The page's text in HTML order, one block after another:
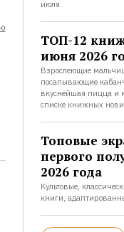
июля.
ТОП-12
июня 2026
Взрослеющие
посапывающие
вкуснейшая пицца и
списке книжных
Топовые
первого
2026 года
Культовые,
книги,